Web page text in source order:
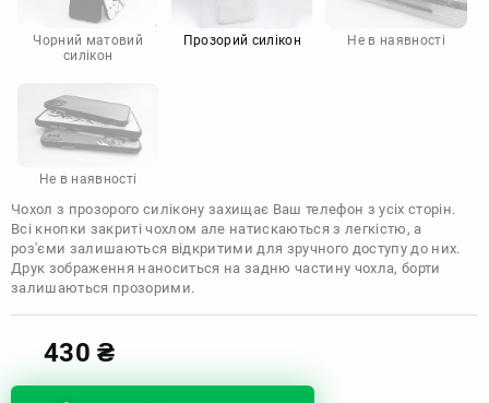
Чорний матовий
силікон
Прозорий силікон Не в наявності
Не в наявності
Чохол з прозорого силікону захищає Ваш телефон з усіх сторін.
Всі кнопки закриті чохлом але натискаються з легкістю, а
роз'єми залишаються відкритими для зручного доступу до них.
Друк зображення наноситься на задню частину чохла, борти
залишаються прозорими.
430₴